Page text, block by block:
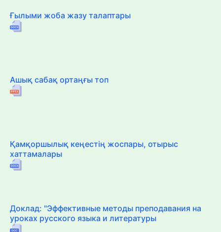
Ғылыми жоба жазу талаптары
Ашық сабақ ортаңғы топ
Қамқоршылық кеңестің жоспары, отырыс
хаттамалары
Доклад: "Эффективные методы преподавания на
уроках русского языка и литературы